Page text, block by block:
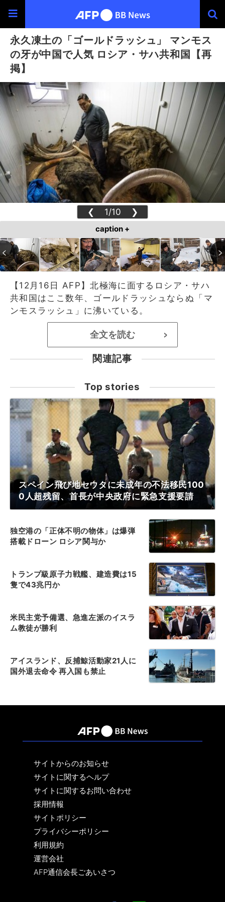
永久凍土の「ゴールドラッシュ」 マンモス
の牙が中国で人気 ロシア・サハ共和国【再
掲】
❮ 1/10 ❯
caption +
【12月16日 AFP】北極海に面するロシア・サハ
共和国はここ数年、ゴールドラッシュならぬ「マ
ンモスラッシュ」に沸いている。
全文を読む >
関連記事
Top stories
スペイン飛び地セウタに未成年の不法移民100
0人超残留、首長が中央政府に緊急支援要請
独空港の「正体不明の物体」は爆弾
搭載ドローン ロシア関与か
トランプ級原子力戦艦、建造費は15
隻で43兆円か
米民主党予備選、急進左派のイスラ
ム教徒が勝利
アイスランド、反捕鯨活動家21人に
国外退去命令 再入国も禁止
サイトからのお知らせ
サイトに関するヘルプ
サイトに関するお問い合わせ
採用情報
サイトポリシー
プライバシーポリシー
利用規約
運営会社
AFP通信会長ごあいさつ